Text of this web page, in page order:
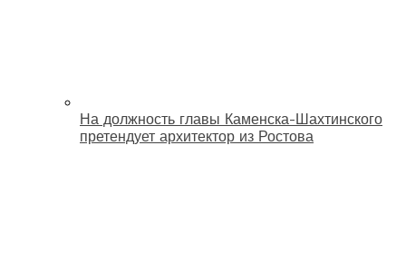
На должность главы Каменска-Шахтинского
претендует архитектор из Ростова